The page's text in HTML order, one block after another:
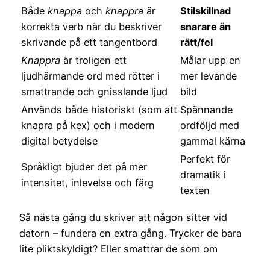
Både knappa och knappra är
korrekta verb när du beskriver
skrivande på ett tangentbord
Stilskillnad
snarare än
rätt/fel
Knappra är troligen ett
ljudhärmande ord med rötter i
smattrande och gnisslande ljud
Målar upp en
mer levande
bild
Används både historiskt (som att
knapra på kex) och i modern
digital betydelse
Spännande
ordföljd med
gammal kärna
Språkligt bjuder det på mer
intensitet, inlevelse och färg
Perfekt för
dramatik i
texten
Så nästa gång du skriver att någon sitter vid
datorn – fundera en extra gång. Trycker de bara
lite pliktskyldigt? Eller smattrar de som om